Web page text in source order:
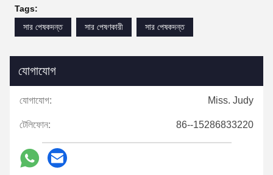
Tags:
সার পেষকদন্ত
সার পেষণকারী সার পেষকদন্ত
যোগাযোগ
যোগাযোগ: Miss. Judy
টেলিফোন: 86--15286833220